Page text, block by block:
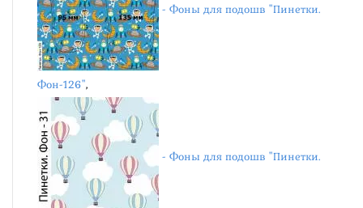
- Фоны для подошв "Пинетки.
Фон-126",
- Фоны для подошв "Пинетки.